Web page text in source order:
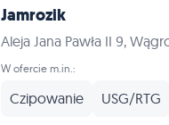
Jamrozik
Aleja Jana Pawła II 9,
W ofercie m.in.:
Czipowanie USG/RTG